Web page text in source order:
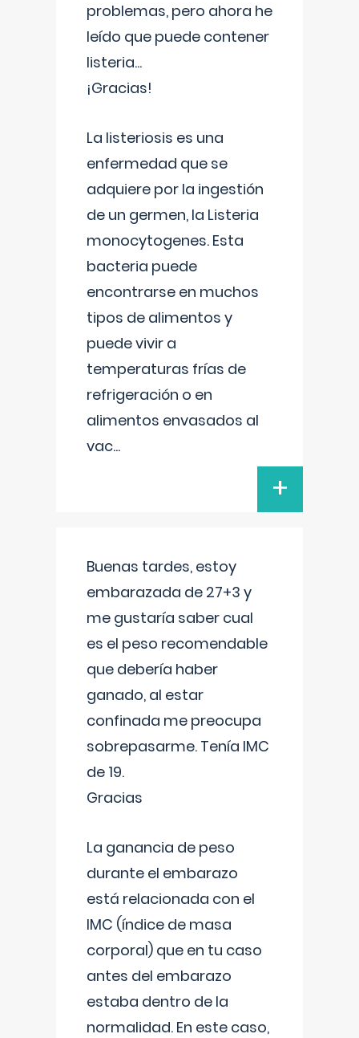
problemas, pero ahora he
leído que puede contener
listeria...
¡Gracias!
La listeriosis es una
enfermedad que se
adquiere por la ingestión
de un germen, la Listeria
monocytogenes. Esta
bacteria puede
encontrarse en muchos
tipos de alimentos y
puede vivir a
temperaturas frías de
refrigeración o en
alimentos envasados al
vac...
+
Buenas tardes, estoy
embarazada de 27+3 y
me gustaría saber cual
es el peso recomendable
que debería haber
ganado, al estar
confinada me preocupa
sobrepasarme. Tenía IMC
de 19.
Gracias
La ganancia de peso
durante el embarazo
está relacionada con el
IMC (índice de masa
corporal) que en tu caso
antes del embarazo
estaba dentro de la
normalidad. En este caso,